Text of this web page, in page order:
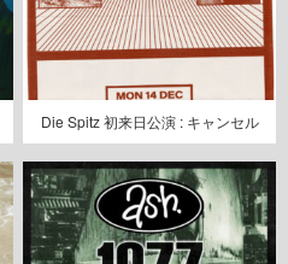
Die Spitz 初来日公演 : キャンセル